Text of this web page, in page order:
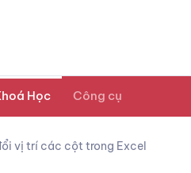
Học Công cụ
vị trí các cột trong Excel